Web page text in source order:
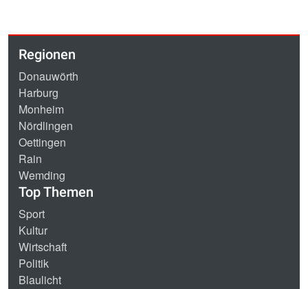
Regionen
Donauwörth
Harburg
Monheim
Nördlingen
Oettingen
Rain
Wemding
Top Themen
Sport
Kultur
Wirtschaft
Politik
Blaulicht